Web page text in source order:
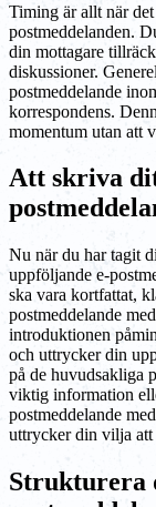
Timing är allt när
postmeddelanden.
din mottagare
diskussioner.
postmeddelande
korrespondens.
momentum utan att
Att skriva
Nu när du har tagit
uppföljande e-
ska vara kortfattat,
postmeddelande
introduktionen
och uttrycker din
på de huvudsakliga
viktig information
postmeddelande
uttrycker din vilja att
Strukturera